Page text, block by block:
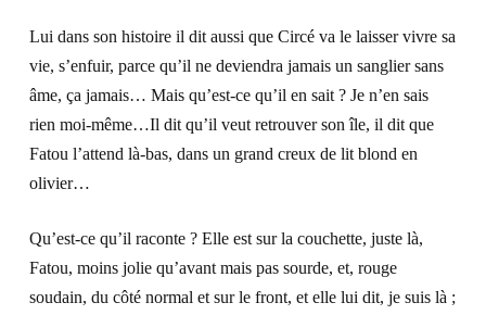
Lui dans son histoire il dit aussi que Circé va le laisser vivre sa
vie, s’enfuir, parce qu’il ne deviendra jamais un sanglier sans
âme, ça jamais… Mais qu’est-ce qu’il en sait ? Je n’en sais
rien moi-même…Il dit qu’il veut retrouver son île, il dit que
Fatou l’attend là-bas, dans un grand creux de lit blond en
olivier…
Qu’est-ce qu’il raconte ? Elle est sur la couchette, juste là,
Fatou, moins jolie qu’avant mais pas sourde, et, rouge
soudain, du côté normal et sur le front, et elle lui dit, je suis là ;